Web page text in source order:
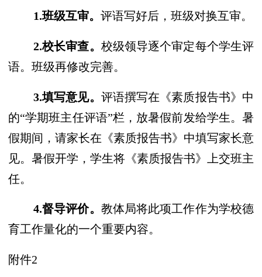
1.班级互审。 评语写好后，班级对换互审。
2.校长审查。 校级领导逐个审定每个学生评
语。班级再修改完善。
3.填写意见。 评语撰写在《素质报告书》中
的“学期班主任评语”栏，放暑假前发给学生。暑
假期间 ，请家长在《素质报告书》中填写家长意
见。 暑假开学，学生将《素质报告书》上交班主
任。
4.督导评价。 教体局将此项工作作为学校德
育工作量化的一个重要内容。
附件2